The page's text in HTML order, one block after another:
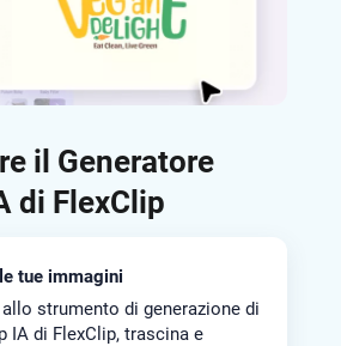
il Generatore
di FlexClip
tue immagini
strumento di generazione di
IA di FlexClip, trascina e